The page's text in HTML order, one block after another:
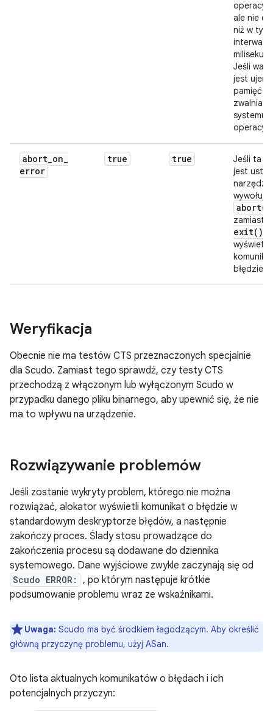
ale nie
niż w tym
interwale
Jeśli
jest
pamięć
systemu
abort_on_
error
true true
Jeśli ta
jest
narzędzie
wywołuje
abort(
zamiast
exit( )
błędzie.
Weryfikacja
Obecnie nie ma testów CTS przeznaczonych specjalnie
dla Scudo. Zamiast tego sprawdź, czy testy CTS
przechodzą z włączonym lub wyłączonym Scudo w
przypadku danego pliku binarnego, aby upewnić się, że nie
ma to wpływu na urządzenie.
Rozwiązywanie problemów
Jeśli zostanie wykryty problem, którego nie można
rozwiązać, alokator wyświetli komunikat o błędzie w
standardowym deskryptorze błędów, a następnie
zakończy proces. Ślady stosu prowadzące do
zakończenia procesu są dodawane do dziennika
systemowego. Dane wyjściowe zwykle zaczynają się od
Scudo ERROR:
, po którym następuje krótkie
podsumowanie problemu wraz ze wskaźnikami.
Uwaga: Scudo ma być środkiem łagodzącym. Aby określić
główną przyczynę problemu, użyj ASan.
Oto lista aktualnych komunikatów o błędach i ich
potencjalnych przyczyn: